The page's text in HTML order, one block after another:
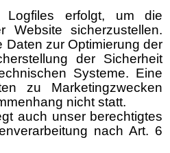
Logfiles erfolgt, um die
Website sicherzustellen.
zur Optimierung der
der Sicherheit
Systeme. Eine
zu Marketingzwecken
nicht statt.
auch unser berechtigtes
nach Art. 6